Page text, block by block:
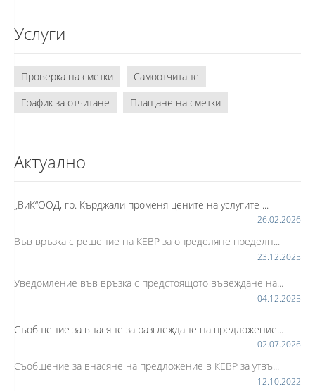
Услуги
Проверка на сметки
Самоотчитане
График за отчитане
Плащане на сметки
Актуално
„ВиК“ООД, гр. Кърджали променя цените на услугите ...
26.02.2026
Във връзка с решение на КЕВР за определяне пределн...
23.12.2025
Уведомление във връзка с предстоящото въвеждане на...
04.12.2025
Съобщение за внасяне за разглеждане на предложение...
02.07.2026
Съобщение за внасяне на предложение в КЕВР за утвъ...
12.10.2022